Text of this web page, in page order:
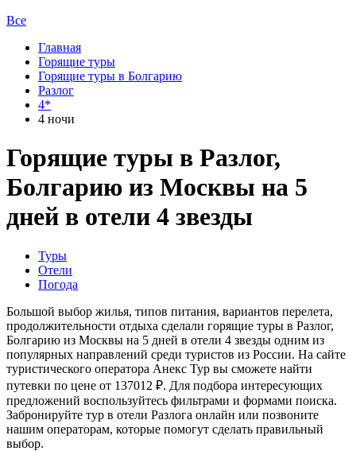
Все
Главная
Горящие туры
Горящие туры в Болгарию
Разлог
4*
4 ночи
Горящие туры в Разлог,
Болгарию из Москвы на 5
дней в отели 4 звезды
Туры
Отели
Погода
Большой выбор жилья, типов питания, вариантов перелета,
продолжительности отдыха сделали горящие туры в Разлог,
Болгарию из Москвы на 5 дней в отели 4 звезды одним из
популярных направлений среди туристов из России. На сайте
туристического оператора Анекс Тур вы сможете найти
путевки по цене от 137012 ₽. Для подбора интересующих
предложений воспользуйтесь фильтрами и формами поиска.
Забронируйте тур в отели Разлога онлайн или позвоните
нашим операторам, которые помогут сделать правильный
выбор.